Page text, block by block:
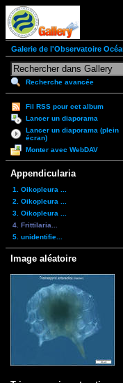
Galerie de l'Observatoire
Recherche avancée
Fil RSS pour cet album
Lancer un diaporama
Lancer un diaporama (plein
écran)
Monter avec WebDAV
Appendicularia
1. Oikopleura ...
2. Oikopleura ...
3. Oikopleura ...
4. Frittilaria...
5. unidentifie...
Image aléatoire